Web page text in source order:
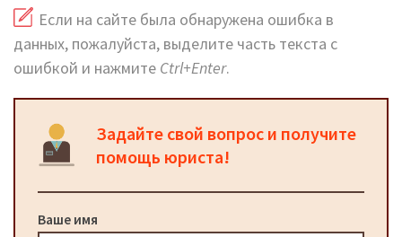
Если на сайте была обнаружена ошибка в
данных, пожалуйста, выделите часть текста с
ошибкой и нажмите Ctrl+Enter.
Задайте свой вопрос и получите
помощь юриста!
Ваше имя